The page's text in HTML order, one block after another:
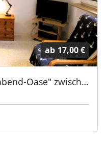
ab 17,00 €
Gästeunterkunft "Feierabend-Oase" zwischen Mainz und Worms